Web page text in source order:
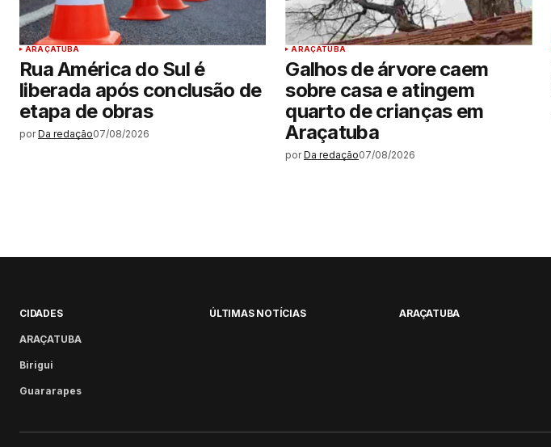
ARAÇATUBA
Rua América do Sul é
liberada após conclusão de
etapa de obras
por Da redação07/08/2026
ARAÇATUBA
Galhos de árvore caem
sobre casa e atingem
quarto de crianças em
Araçatuba
por Da redação07/08/2026
CIDADES
ARAÇATUBA
Birigui
Guararapes
ÚLTIMAS NOTÍCIAS ARAÇATUBA